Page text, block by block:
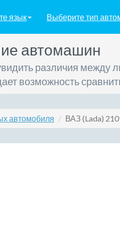
язык Выберите тип
автомашин
различия между
возможность
автомобиля ВАЗ (Lada)